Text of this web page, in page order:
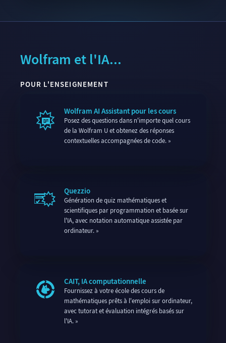
Wolfram et l'IA...
POUR L'ENSEIGNEMENT
Wolfram AI Assistant pour les cours
Posez des questions dans n'importe quel cours
de la Wolfram U et obtenez des réponses
contextuelles accompagnées de code.
Quezzio
Génération de quiz mathématiques et
scientifiques par programmation et basée sur
l'IA, avec notation automatique assistée par
ordinateur.
CAIT, IA computationnelle
Fournissez à votre école des cours de
mathématiques prêts à l'emploi sur ordinateur,
avec tutorat et évaluation intégrés basés sur
l'IA.